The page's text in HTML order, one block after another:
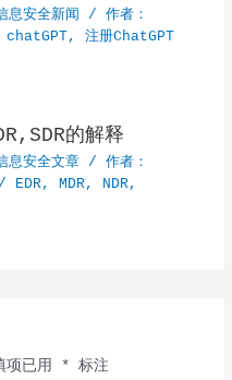
息安全新闻 / 作者：
chatGPT, 注册ChatGPT
的解释
息安全文章/ 作者：
/ EDR, MDR, NDR,
项已用 * 标注